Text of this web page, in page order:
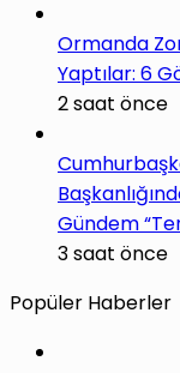
Ormanda
Yaptılar: 6
2 saat önce
Gündem
3 saat önce
Popüler Haberler